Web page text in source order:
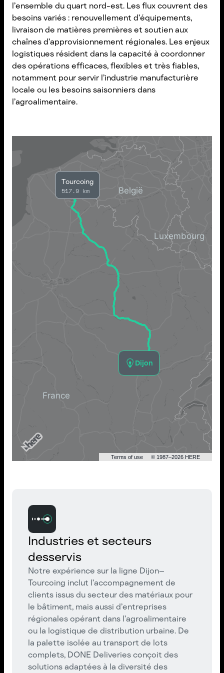
l’ensemble du quart nord-est. Les flux couvrent des
besoins variés : renouvellement d’équipements,
livraison de matières premières et soutien aux
chaînes d’approvisionnement régionales. Les enjeux
logistiques résident dans la capacité à coordonner
des opérations efficaces, flexibles et très fiables,
notamment pour servir l’industrie manufacturière
locale ou les besoins saisonniers dans
l’agroalimentaire.
Dijon
Tourcoing
517.9 km
Terms of use © 1987–2026 HERE
Industries et secteurs
desservis
Notre expérience sur la ligne Dijon–
Tourcoing inclut l’accompagnement de
clients issus du secteur des matériaux pour
le bâtiment, mais aussi d’entreprises
régionales opérant dans l’agroalimentaire
ou la logistique de distribution urbaine. De
la palette isolée au transport de lots
complets, DONE Deliveries conçoit des
solutions adaptées à la diversité des